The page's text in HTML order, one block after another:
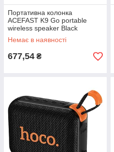
Портативна колонка
ACEFAST K9 Go portable
wireless speaker Black
Немає в наявності
677,54 ₴